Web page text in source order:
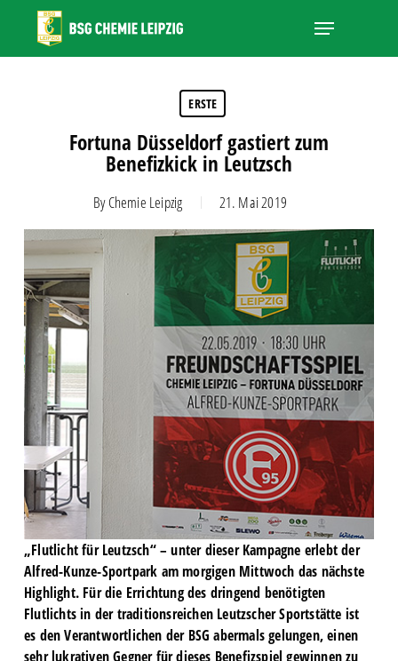
main
Menu
ERSTE
Fortuna Düsseldorf gastiert zum
Benefizkick in Leutzsch
ByChemie Leipzig 21. Mai 2019
„Flutlicht für Leutzsch“ – unter dieser Kampagne erlebt der
Alfred-Kunze-Sportpark am morgigen Mittwoch das nächste
Highlight. Für die Errichtung des dringend benötigten
Flutlichts in der traditionsreichen Leutzscher Sportstätte ist
es den Verantwortlichen der BSG abermals gelungen, einen
sehr lukrativen Gegner für dieses Benefizspiel gewinnen zu
Close